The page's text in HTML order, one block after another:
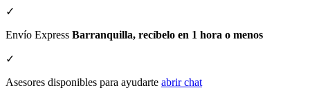
✓
Envío Express Barranquilla, recíbelo en 1 hora o menos
✓
Asesores disponibles para ayudarte abrir chat